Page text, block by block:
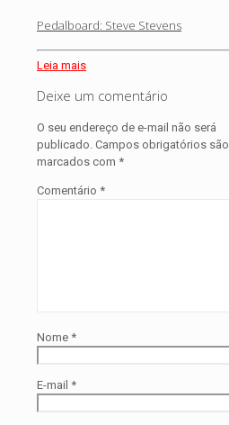
Pedalboard: Steve Stevens
Leia mais
Deixe um comentário
O seu endereço de e-mail não será
publicado. Campos obrigatórios são
marcados com *
Comentário *
Nome *
E-mail *